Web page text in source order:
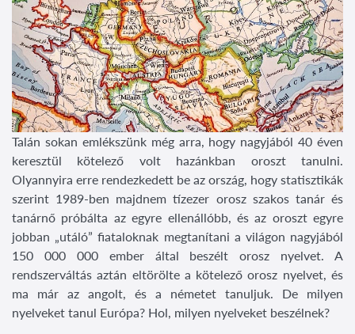
Talán sokan emlékszünk még arra, hogy nagyjából 40 éven
keresztül kötelező volt hazánkban oroszt tanulni.
Olyannyira erre rendezkedett be az ország, hogy statisztikák
szerint 1989-ben majdnem tízezer orosz szakos tanár és
tanárnő próbálta az egyre ellenállóbb, és az oroszt egyre
jobban „utáló” fiataloknak megtanítani a világon nagyjából
150 000 000 ember által beszélt orosz nyelvet. A
rendszerváltás aztán eltörölte a kötelező orosz nyelvet, és
ma már az angolt, és a németet tanuljuk. De milyen
nyelveket tanul Európa? Hol, milyen nyelveket beszélnek?